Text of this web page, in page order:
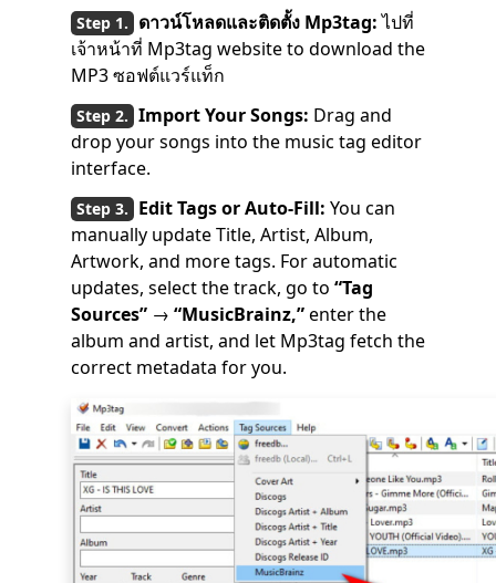
ดาวน์โหลดและติดตั้ง Mp3tag:ไปที่
เจ้าหน้าที่ Mp3tag website to download the
MP3 ซอฟต์แวร์แท็ก
Import Your Songs: Drag and
drop your songs into the music tag editor
interface.
Edit Tags or Auto-Fill: You can
manually update Title, Artist, Album,
Artwork, and more tags. For automatic
updates, select the track, go to “Tag
Sources” → “MusicBrainz,”enter the
album and artist, and let Mp3tag fetch the
correct metadata for you.